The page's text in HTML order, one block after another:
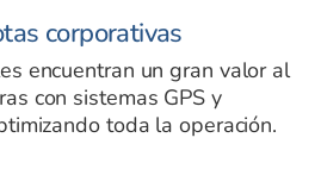
corporativas
encuentran un gran valor al
con sistemas GPS y
toda la operación.